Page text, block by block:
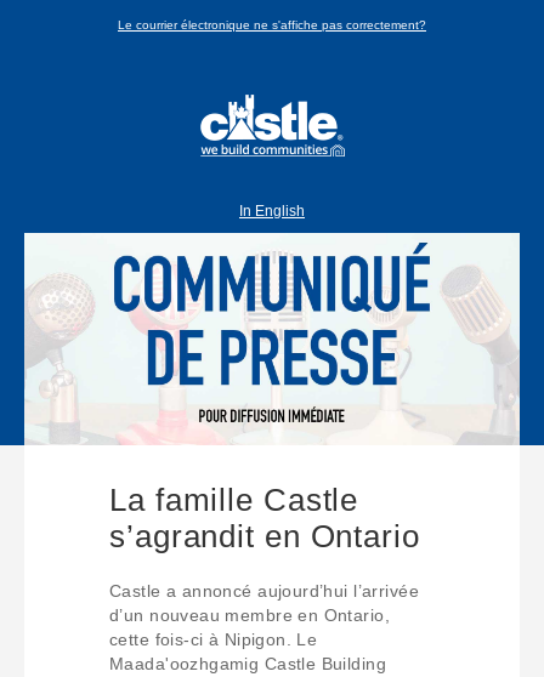
Le courrier électronique ne s'affiche pas correctement?
In English
La famille Castle
s’agrandit en Ontario
Castle a annoncé aujourd’hui l’arrivée
d’un nouveau membre en Ontario,
cette fois-ci à Nipigon. Le
Maada'oozhgamig Castle Building